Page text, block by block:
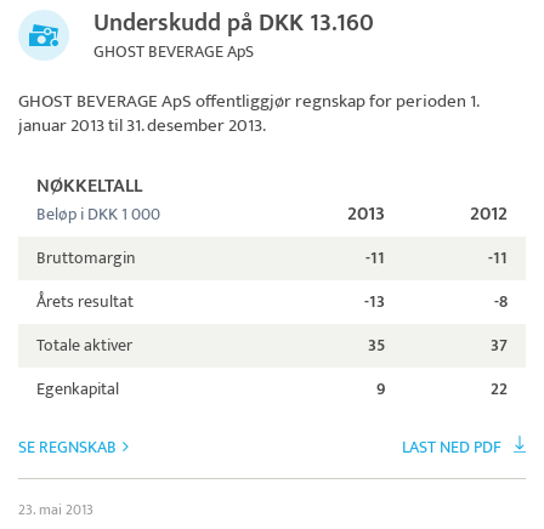
Underskudd på DKK 13.160
GHOST BEVERAGE ApS
GHOST BEVERAGE ApSoffentliggjør regnskap for perioden 1.
januar 2013 til 31. desember 2013.
NØKKELTALL
Beløp i DKK 1 000 2013 2012
Bruttomargin -11
-11
Årets resultat
-13
-8
Totale aktiver
35
37
Egenkapital
9 22
SE REGNSKAB LAST NED PDF
23. mai 2013